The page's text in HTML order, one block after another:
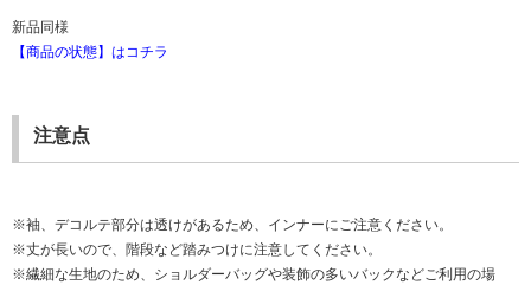
新品同様
【商品の状態】はコチラ
注意点
※袖、デコルテ部分は透けがあるため、インナーにご注意ください。
※丈が長いので、階段など踏みつけに注意してください。
※繊細な生地のため、ショルダーバッグや装飾の多いバックなどご利用の場